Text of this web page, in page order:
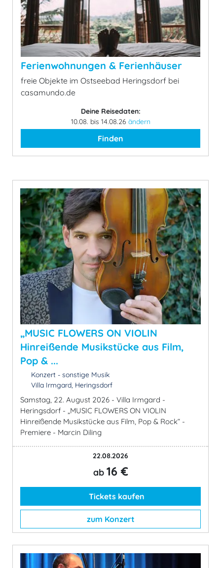
Ferienwohnungen & Ferienhäuser
freie Objekte im Ostseebad Heringsdorf bei
casamundo.de
Deine Reisedaten:
10.08. bis 14.08.26 ändern
Finden
„MUSIC FLOWERS ON VIOLIN
Hinreißende Musikstücke aus Film,
Pop & ...
Konzert - sonstige Musik
Villa Irmgard, Heringsdorf
Samstag, 22. August 2026 - Villa Irmgard -
Heringsdorf - „MUSIC FLOWERS ON VIOLIN
Hinreißende Musikstücke aus Film, Pop & Rock“ -
Premiere - Marcin Diling
22.08.2026
ab 16 €
Tickets kaufen
zum Konzert